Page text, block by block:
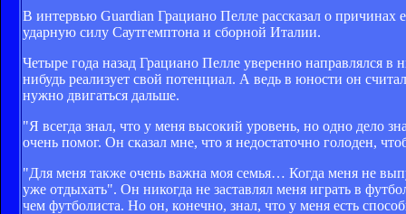
В интервью Guardian Грациано Пелле рассказал о причинах
ударную силу Саутгемптона и сборной Италии.
Четыре года назад Грациано Пелле уверенно направлялся
нибудь реализует свой потенциал. А ведь в юности он
нужно двигаться дальше.
"Я всегда знал, что у меня высокий уровень, но одно дело
очень помог. Он сказал мне, что я недостаточно голоден,
"Для меня также очень важна моя семья… Когда меня не
уже отдыхать". Он никогда не заставлял меня играть в
чем футболиста. Но он, конечно, знал, что у меня есть